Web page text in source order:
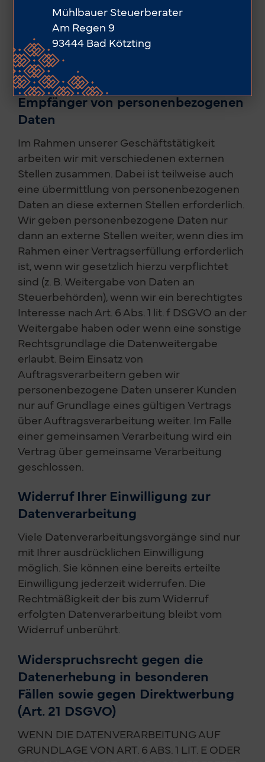
Mühlbauer Steuerberater
Am Regen 9
93444 Bad Kötzting
Zur Obermühle 1
86561 Aresing
Telefon: 08252 / 960 99 71
E-Mail: info@psh-con.de
Empfänger von personenbezogenen
Daten
Im Rahmen unserer Geschäftstätigkeit
arbeiten wir mit verschiedenen externen
Stellen zusammen. Dabei ist teilweise auch
eine übermittlung von personenbezogenen
Daten an diese externen Stellen erforderlich.
Wir geben personenbezogene Daten nur
dann an externe Stellen weiter, wenn dies im
Rahmen einer Vertragserfüllung erforderlich
ist, wenn wir gesetzlich hierzu verpflichtet
sind (z. B. Weitergabe von Daten an
Steuerbehörden), wenn wir ein berechtigtes
Interesse nach Art. 6 Abs. 1 lit. f DSGVO an der
Weitergabe haben oder wenn eine sonstige
Rechtsgrundlage die Datenweitergabe
erlaubt. Beim Einsatz von
Auftragsverarbeitern geben wir
personenbezogene Daten unserer Kunden
nur auf Grundlage eines gültigen Vertrags
über Auftragsverarbeitung weiter. Im Falle
einer gemeinsamen Verarbeitung wird ein
Vertrag über gemeinsame Verarbeitung
geschlossen.
Widerruf Ihrer Einwilligung zur
Datenverarbeitung
Viele Datenverarbeitungsvorgänge sind nur
mit Ihrer ausdrücklichen Einwilligung
möglich. Sie können eine bereits erteilte
Einwilligung jederzeit widerrufen. Die
Rechtmäßigkeit der bis zum Widerruf
erfolgten Datenverarbeitung bleibt vom
Widerruf unberührt.
Widerspruchsrecht gegen die
Datenerhebung in besonderen
Fällen sowie gegen Direktwerbung
(Art. 21 DSGVO)
WENN DIE DATENVERARBEITUNG AUF
GRUNDLAGE VON ART. 6 ABS. 1 LIT. E ODER